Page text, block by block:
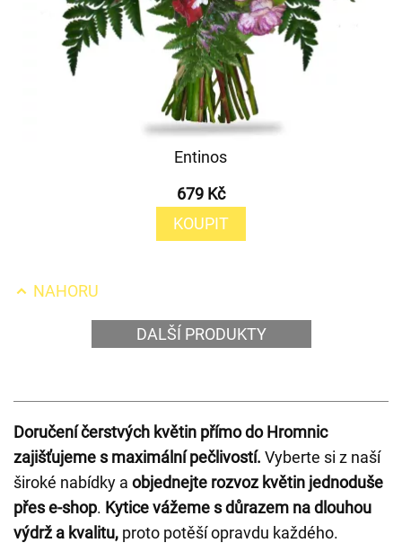
Entinos
679 Kč
KOUPIT
NAHORU
DALŠÍ PRODUKTY
Doručení čerstvých květin přímo do Hromnic
zajišťujeme s maximální pečlivostí. Vyberte si z naší
široké nabídky a objednejte rozvoz květin jednoduše
přes e-shop. Kytice vážeme s důrazem na dlouhou
výdrž a kvalitu, proto potěší opravdu každého.